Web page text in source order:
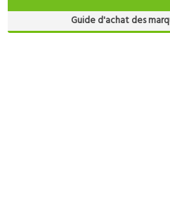
Guide d'achat des